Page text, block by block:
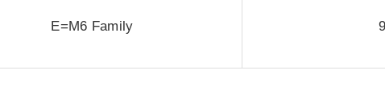
E=M6 Family